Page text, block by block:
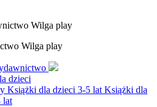
Wilga play
dzieci
Książki dla dzieci 3-5 lat Książki dla
lat